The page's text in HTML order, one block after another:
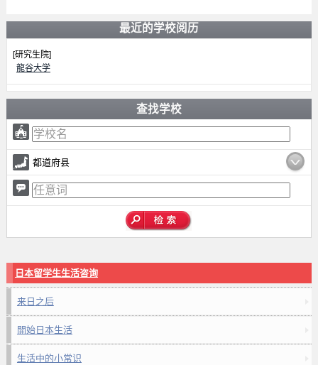
最近的学校阅历
[研究生院]
龍谷大学
查找学校
都道府县
日本留学生生活咨询
来日之后
開始日本生活
生活中的小常识